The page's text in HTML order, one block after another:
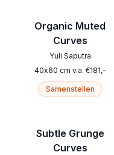
Organic Muted
Curves
Yuli Saputra
40x60 cm v.a. €181,-
Samenstellen
Subtle Grunge
Curves